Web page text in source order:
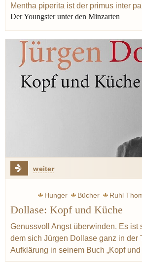
Mentha piperita ist der primus inter
Der Youngster unter den Minzarten
weiter
Hunger Bücher Ruhl
Menchon Eric
Wissler
Mäeutik
Aufklärung
Dollase: Kopf und Küche
Genussvoll Angst überwinden. Es ist
dem sich Jürgen Dollase ganz in der
Aufklärung in seinem Buch „Kopf und